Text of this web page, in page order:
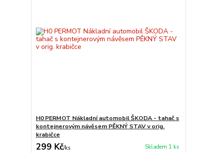
H0 PERMOT Nákladní automobil ŠKODA - tahač s
kontejnerovým návěsem PĚKNÝ STAV v orig.
krabičce
299 Kč/ks Skladem 1 ks